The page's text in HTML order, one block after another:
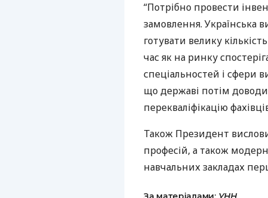
“Потрібно провести
замовлення. Українська
готувати велику
час як на ринку
спеціальностей і сфери
що державі потім
перекваліфікацію
Також Президент
професій, а також
навчальних закладах